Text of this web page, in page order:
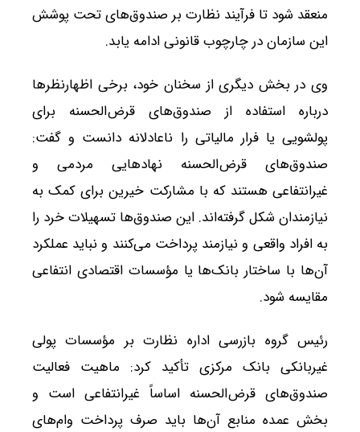
منعقد شود تا فرآیند نظارت بر صندوق‌های تحت پوشش
این سازمان در چارچوب قانونی ادامه یابد.
وی در بخش دیگری از سخنان خود، برخی اظهارنظرها
درباره استفاده از صندوق‌های قرض‌الحسنه برای
پولشویی یا فرار مالیاتی را ناعادلانه دانست و گفت:
صندوق‌های قرض‌الحسنه نهادهایی مردمی و
غیرانتفاعی هستند که با مشارکت خیرین برای کمک به
نیازمندان شکل گرفته‌اند. این صندوق‌ها تسهیلات خرد را
به افراد واقعی و نیازمند پرداخت می‌کنند و نباید عملکرد
آن‌ها با ساختار بانک‌ها یا مؤسسات اقتصادی انتفاعی
مقایسه شود.
رئیس گروه بازرسی اداره نظارت بر مؤسسات پولی
غیربانکی بانک مرکزی تأکید کرد: ماهیت فعالیت
صندوق‌های قرض‌الحسنه اساساً غیرانتفاعی است و
بخش عمده منابع آن‌ها باید صرف پرداخت وام‌های